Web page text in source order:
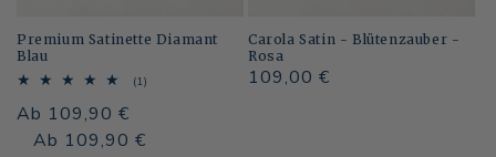
Premium Satinette Diamant
Blau
(1)
Normaler
Preis
Ab 109,90 €
Normaler
Verkaufspreis
Ab 109,90 €
Carola Satin - Blütenzauber -
Rosa
Normaler
109,00 €